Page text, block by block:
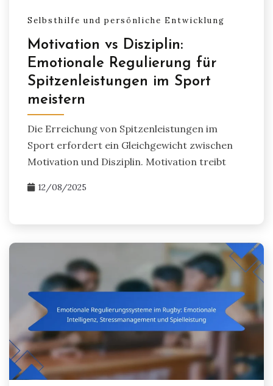
Selbsthilfe und persönliche Entwicklung
Motivation vs Disziplin:
Emotionale Regulierung für
Spitzenleistungen im Sport
meistern
Die Erreichung von Spitzenleistungen im
Sport erfordert ein Gleichgewicht zwischen
Motivation und Disziplin. Motivation treibt
12/08/2025